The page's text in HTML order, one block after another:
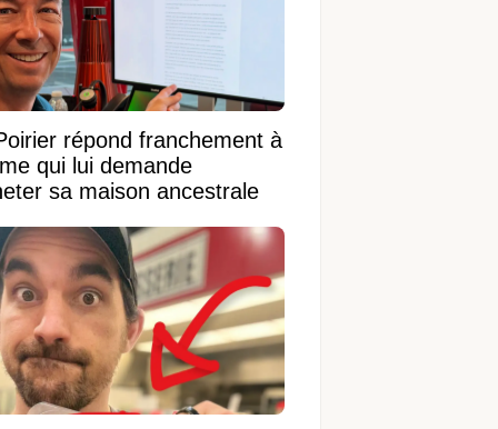
répond franchement à
qui lui demande
sa maison ancestrale